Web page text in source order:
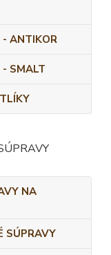
- ANTIKOR
- SMALT
NA
SÚPRAVY